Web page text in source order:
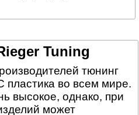
Tuning
тюнинг
во всем мире.
высокое, однако, при
может